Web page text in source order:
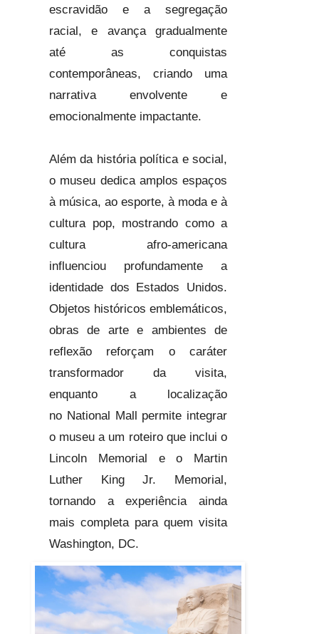
escravidão e a segregação
racial, e avança gradualmente
até as conquistas
contemporâneas, criando uma
narrativa envolvente e
emocionalmente impactante.
Além da história política e social,
o museu dedica amplos espaços
à música, ao esporte, à moda e à
cultura pop, mostrando como a
cultura afro-americana
influenciou profundamente a
identidade dos Estados Unidos.
Objetos históricos emblemáticos,
obras de arte e ambientes de
reflexão reforçam o caráter
transformador da visita,
enquanto a localização
no National Mall permite integrar
o museu a um roteiro que inclui o
Lincoln Memorial e o Martin
Luther King Jr. Memorial,
tornando a experiência ainda
mais completa para quem visita
Washington, DC.